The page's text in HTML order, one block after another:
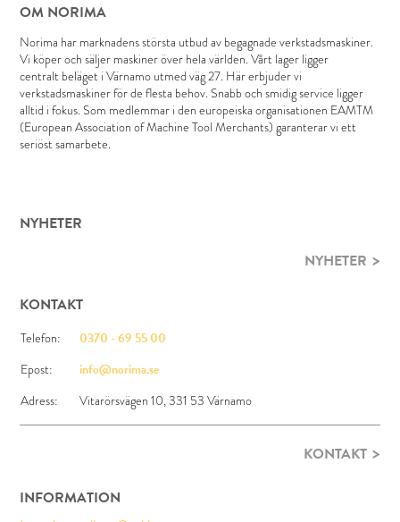
OM NORIMA
Norima har marknadens största utbud av begagnade verkstadsmaskiner.
Vi köper och säljer maskiner över hela världen. Vårt lager ligger
centralt beläget i Värnamo utmed väg 27. Här erbjuder vi
verkstadsmaskiner för de flesta behov. Snabb och smidig service ligger
alltid i fokus. Som medlemmar i den europeiska organisationen EAMTM
(European Association of Machine Tool Merchants) garanterar vi ett
seriöst samarbete.
NYHETER
NYHETER
KONTAKT
Telefon: 0370 - 69 55 00
Epost: info@norima.se
Adress: Vitarörsvägen 10, 331 53 Värnamo
KONTAKT
INFORMATION